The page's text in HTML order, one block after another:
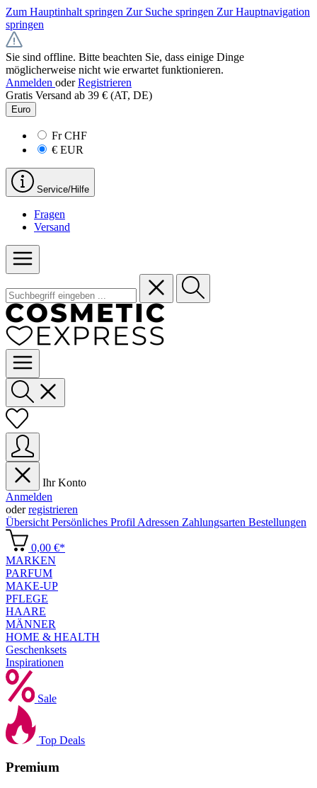
Zum Hauptinhalt springen Zur Suche springen Zur Hauptnavigation
springen
Sie sind offline. Bitte beachten Sie, dass einige Dinge
möglicherweise nicht wie erwartet funktionieren.
Anmelden oder Registrieren
Gratis Versand ab 39 € (AT, DE)
Euro
FrCHF
€ EUR
Service/Hilfe
Fragen
Versand
Ihr Konto
Anmelden
oderregistrieren
Übersicht Persönliches Profil Adressen Zahlungsarten Bestellungen
0,00 €*
MARKEN
PARFUM
MAKE-UP
PFLEGE
HAARE
MÄNNER
HOME & HEALTH
Geschenksets
Inspirationen
Sale
Top Deals
Premium